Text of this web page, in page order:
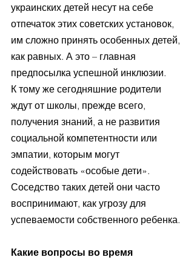
украинских детей несут на себе
отпечаток этих советских установок,
им сложно принять особенных детей,
как равных. А это – главная
предпосылка успешной инклюзии.
К тому же сегодняшние родители
ждут от школы, прежде всего,
получения знаний, а не развития
социальной компетентности или
эмпатии, которым могут
содействовать «особые дети».
Соседство таких детей они часто
воспринимают, как угрозу для
успеваемости собственного ребенка.
Какие вопросы во время